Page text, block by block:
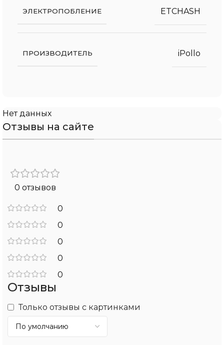
ЭЛЕКТРОПОБЛЕНИЕ ETCHASH
ПРОИЗВОДИТЕЛЬ iPollo
Нет данных
Отзывы на сайте
0 отзывов
0
0
0
0
0
Отзывы
Только отзывы с картинками